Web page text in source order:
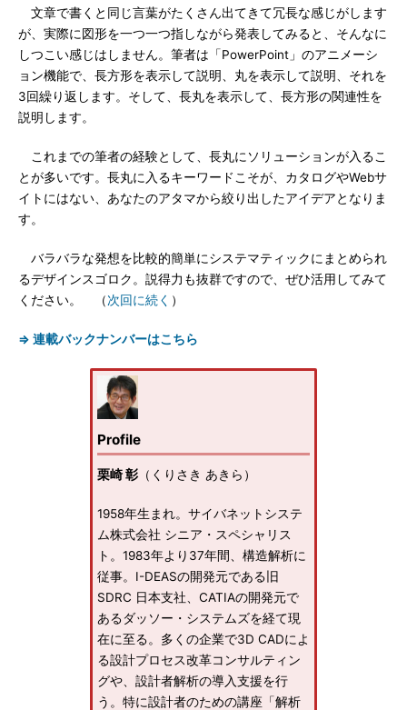
文章で書くと同じ言葉がたくさん出てきて冗長な感じがします
が、実際に図形を一つ一つ指しながら発表してみると、そんなに
しつこい感じはしません。筆者は「PowerPoint」のアニメーシ
ョン機能で、長方形を表示して説明、丸を表示して説明、それを
3回繰り返します。そして、長丸を表示して、長方形の関連性を
説明します。
これまでの筆者の経験として、長丸にソリューションが入るこ
とが多いです。長丸に入るキーワードこそが、カタログやWebサ
イトにはない、あなたのアタマから絞り出したアイデアとなりま
す。
バラバラな発想を比較的簡単にシステマティックにまとめられ
るデザインスゴロク。説得力も抜群ですので、ぜひ活用してみて
ください。 （次回に続く ）
⇒ 連載バックナンバーはこちら
Profile
栗崎 彰 （くりさき あきら）
1958年生まれ。サイバネットシステ
ム株式会社 シニア・スペシャリス
ト。1983年より37年間、構造解析に
従事。I-DEASの開発元である旧
SDRC 日本支社、CATIAの開発元で
あるダッソー・システムズを経て現
在に至る。多くの企業で3D CADによ
る設計プロセス改革コンサルティン
グや、設計者解析の導入支援を行
う。特に設計者のための講座「解析